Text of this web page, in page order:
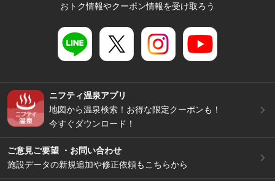
おトク情報やクーポン情報を受け取ろう
ニフティ温泉アプリ
地図から温泉検索！お得な限定クーポンも！
今すぐダウンロード！
ご意見ご要望 ・お問い合わせ
施設データの新規追加や修正依頼もこちらから